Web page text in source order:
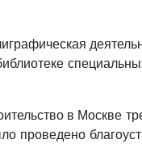
в Москве